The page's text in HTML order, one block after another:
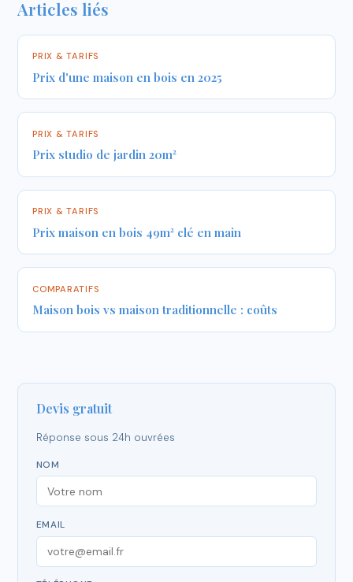
Articles liés
PRIX & TARIFS
Prix d'une maison en bois en 2025
PRIX & TARIFS
Prix studio de jardin 20m²
PRIX & TARIFS
Prix maison en bois 49m² clé en main
COMPARATIFS
Maison bois vs maison traditionnelle : coûts
Devis gratuit
Réponse sous 24h ouvrées
NOM
EMAIL